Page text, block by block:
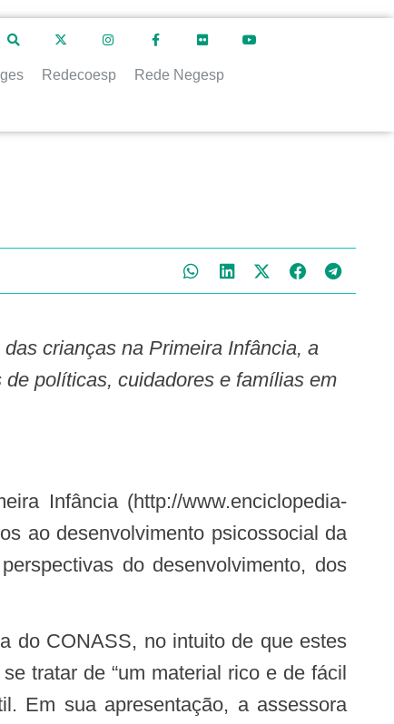
Redecoesp Rede Negesp
políticas, cuidadores e famílias em
ao desenvolvimento psicossocial da
do desenvolvimento, dos
tratar de “um material rico e de fácil
Em sua apresentação, a assessora